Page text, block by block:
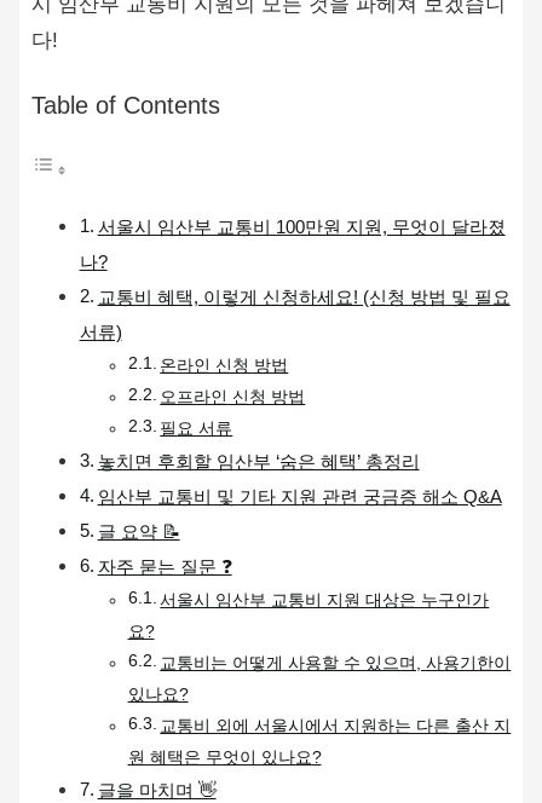
다!
Table of Contents
서울시 임산부 교통비 100만원 지원, 무엇이 달라졌
나?
교통비 혜택, 이렇게 신청하세요! (신청 방법 및 필요
서류)
온라인 신청 방법
오프라인 신청 방법
필요 서류
놓치면 후회할 임산부 ‘숨은 혜택’ 총정리
임산부 교통비 및 기타 지원 관련 궁금증 해소 Q&A
글 요약 📝
자주 묻는 질문 ❓
서울시 임산부 교통비 지원 대상은 누구인가
요?
교통비는 어떻게 사용할 수 있으며, 사용기한이
있나요?
교통비 외에 서울시에서 지원하는 다른 출산 지
원 혜택은 무엇이 있나요?
글을 마치며 👋